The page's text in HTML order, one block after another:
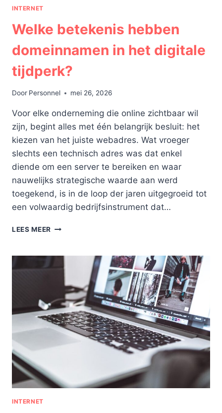
INTERNET
Welke betekenis hebben
domeinnamen in het digitale
tijdperk?
Door Personnel mei 26, 2026
Voor elke onderneming die online zichtbaar wil
zijn, begint alles met één belangrijk besluit: het
kiezen van het juiste webadres. Wat vroeger
slechts een technisch adres was dat enkel
diende om een server te bereiken en waar
nauwelijks strategische waarde aan werd
toegekend, is in de loop der jaren uitgegroeid tot
een volwaardig bedrijfsinstrument dat…
LEES MEER WELKE
DOMEINNAMEN
IN
DIGITALE
TIJDPERK?
INTERNET